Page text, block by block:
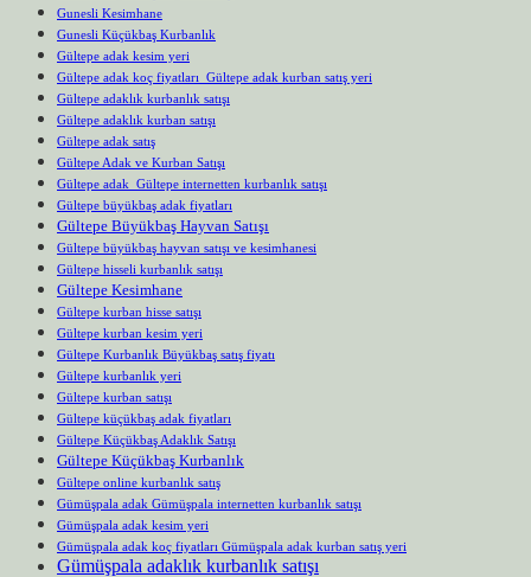
Gunesli Kesimhane
Gunesli Küçükbaş Kurbanlık
Gültepe adak kesim yeri
Gültepe adak koç fiyatları Gültepe adak kurban satış yeri
Gültepe adaklık kurbanlık satışı
Gültepe adaklık kurban satışı
Gültepe adak satış
Gültepe Adak ve Kurban Satışı
Gültepe adak Gültepe internetten kurbanlık satışı
Gültepe büyükbaş adak fiyatları
Gültepe Büyükbaş Hayvan Satışı
Gültepe büyükbaş hayvan satışı ve kesimhanesi
Gültepe hisseli kurbanlık satışı
Gültepe Kesimhane
Gültepe kurban hisse satışı
Gültepe kurban kesim yeri
Gültepe Kurbanlık Büyükbaş satış fiyatı
Gültepe kurbanlık yeri
Gültepe kurban satışı
Gültepe küçükbaş adak fiyatları
Gültepe Küçükbaş Adaklık Satışı
Gültepe Küçükbaş Kurbanlık
Gültepe online kurbanlık satış
Gümüşpala adak Gümüşpala internetten kurbanlık satışı
Gümüşpala adak kesim yeri
Gümüşpala adak koç fiyatları Gümüşpala adak kurban satış yeri
Gümüşpala adaklık kurbanlık satışı